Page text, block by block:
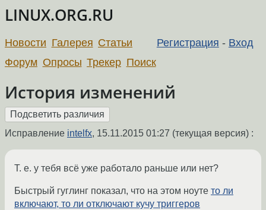
LINUX.ORG.RU
Регистрация - Вход
Новости Галерея Статьи
Форум Опросы Трекер Поиск
История изменений
Исправление intelfx, 15.11.2015 01:27 (текущая версия) :
Т. е. у тебя всё уже работало раньше или нет?
Быстрый гуглинг показал, что на этом ноуте то ли
включают, то ли отключают кучу триггеров